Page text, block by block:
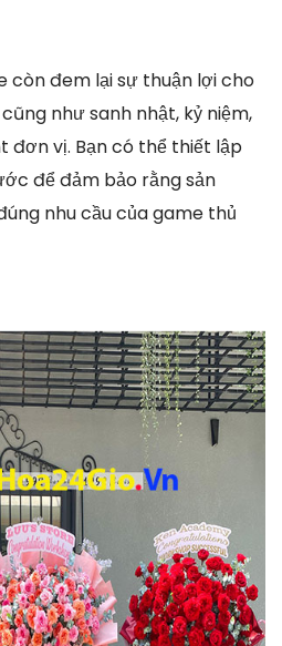
còn đem lại sự thuận lợi cho
như sanh nhật, kỷ niệm,
đơn vị. Bạn có thể thiết lập
để đảm bảo rằng sản
nhu cầu của game thủ